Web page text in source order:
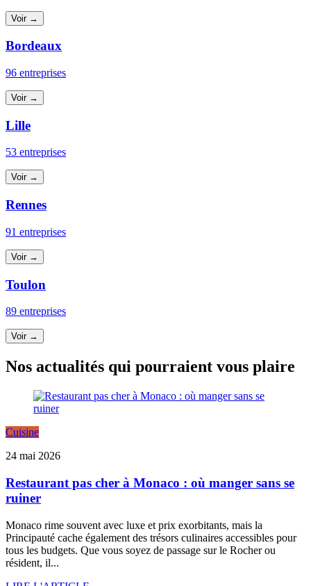
Voir →
Bordeaux
96 entreprises
Voir →
Lille
53 entreprises
Voir →
Rennes
91 entreprises
Voir →
Toulon
89 entreprises
Voir →
Nos actualités qui pourraient vous plaire
Cuisine
24 mai 2026
Restaurant pas cher à Monaco : où manger sans se
ruiner
Monaco rime souvent avec luxe et prix exorbitants, mais la
Principauté cache également des trésors culinaires accessibles pour
tous les budgets. Que vous soyez de passage sur le Rocher ou
résident, il...